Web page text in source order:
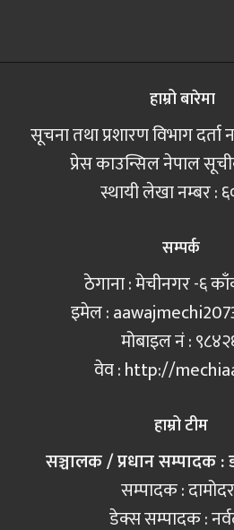
हाम्रो बारेमा
सूचना तथा प्रशारण विभाग दर्ता
प्रेस काउन्सिल नेपाल
स्थायी लेखा नम्बर :
सम्पर्क
ठेगाना : मेचीनगर -६
इमेल :
मोबाइल नं‍ :
वेव : http://
हाम्रो टीम
सञ्चालक / प्रधान सम्पादक :
सम्पादक :
डेक्स सम्पादक :